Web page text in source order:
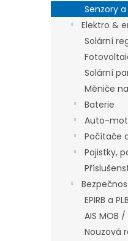
Senzory
Elektro &
Solární
Solární
Měniče
Baterie
Auto-
Počítače
Pojistky,
EPIRB a PLB
AIS MOB /
Nouzová